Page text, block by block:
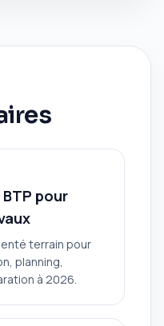
pour
terrain pour
planning,
à 2026.